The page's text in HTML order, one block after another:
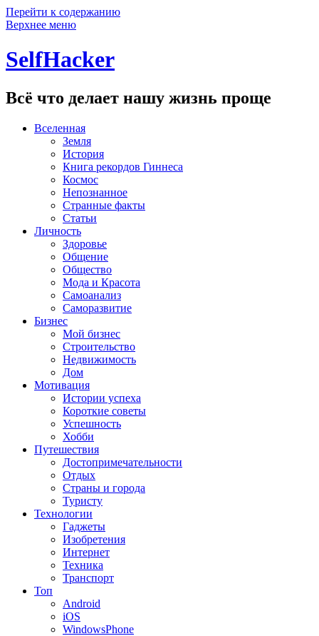
Перейти к содержанию
Верхнее меню
SelfHacker
Всё что делает нашу жизнь проще
Вселенная
Земля
История
Книга рекордов Гиннеса
Космос
Непознанное
Странные факты
Статьи
Личность
Здоровье
Общение
Общество
Мода и Красота
Самоанализ
Саморазвитие
Бизнес
Мой бизнес
Строительство
Недвижимость
Дом
Мотивация
Истории успеха
Короткие советы
Успешность
Хобби
Путешествия
Достопримечательности
Отдых
Страны и города
Туристу
Технологии
Гаджеты
Изобретения
Интернет
Техника
Транспорт
Топ
Android
iOS
WindowsPhone